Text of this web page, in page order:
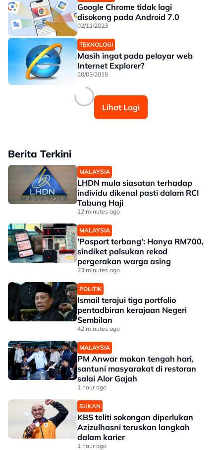
Google Chrome tidak lagi
disokong pada Android 7.0
02/11/2023
TEKNOLOGI
Masih ingat pada pelayar web
Internet Explorer?
20/03/2015
Lihat Lagi
Berita Terkini
MALAYSIA
LHDN mula siasatan terhadap
individu dikenal pasti dalam RCI
Tabung Haji
12 minutes ago
MALAYSIA
'Pasport terbang': Hanya RM700,
sindiket palsukan rekod
pergerakan warga asing
23 minutes ago
POLITIK
Ismail terajui tiga portfolio
pentadbiran kerajaan Negeri
Sembilan
42 minutes ago
MALAYSIA
PM Anwar makan tengah hari,
santuni masyarakat di restoran
salai Alor Gajah
1 hour ago
SUKAN
KBS teliti sokongan diperlukan
Azizulhasni teruskan langkah
dalam karier
1 hour ago